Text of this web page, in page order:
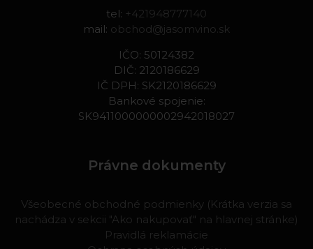
tel: +421948777140
mail: obchod@jasomvino.sk
IČO: 50124382
DIČ: 2120186629
IČ DPH: SK2120186629
Bankové spojenie:
SK9411000000002942018027
Právne dokumenty
Všeobecné obchodné podmienky (Krátka verzia sa
nachádza v sekcii "Ako nakupovať" na hlavnej stránke)
Pravidlá reklamácie